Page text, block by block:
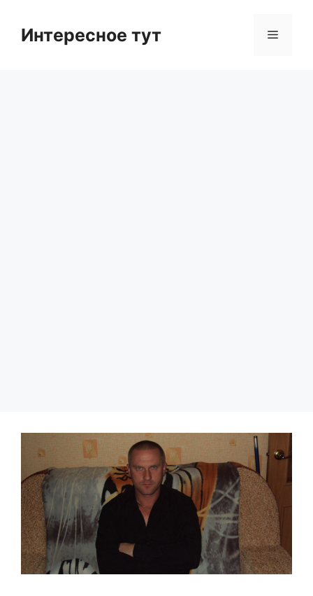
contentИнтересное тут Menu